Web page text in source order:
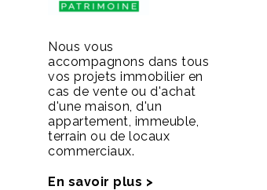
Nous vous
accompagnons dans tous
vos projets immobilier en
cas de vente ou d'achat
d'une maison, d'un
appartement, immeuble,
terrain ou de locaux
commerciaux.
En savoir plus >